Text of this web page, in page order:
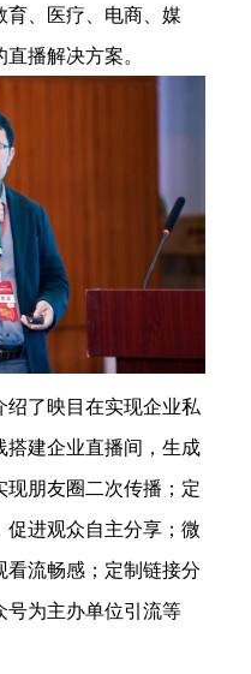
育、医疗、电商、媒
播解决方案。
绍了映目在实现企业私
搭建企业直播间，生成
现朋友圈二次传播；定
促进观众自主分享；微
看流畅感；定制链接分
号为主办单位引流等